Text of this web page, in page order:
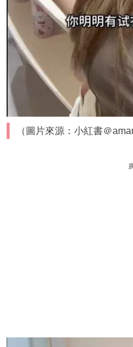
（圖片來源：小紅書＠